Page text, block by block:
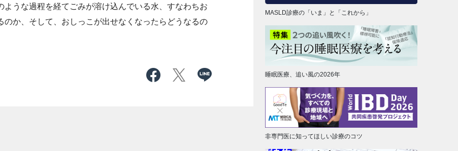
ような過程を経てごみが溶け込んでいる水、すなわちお
のか、そして、おしっこが出せなくなったらどうなるの
MASLD診療の「いま」と「これから」
睡眠医療、追い風の2026年
非専門医に知ってほしい診療のコツ